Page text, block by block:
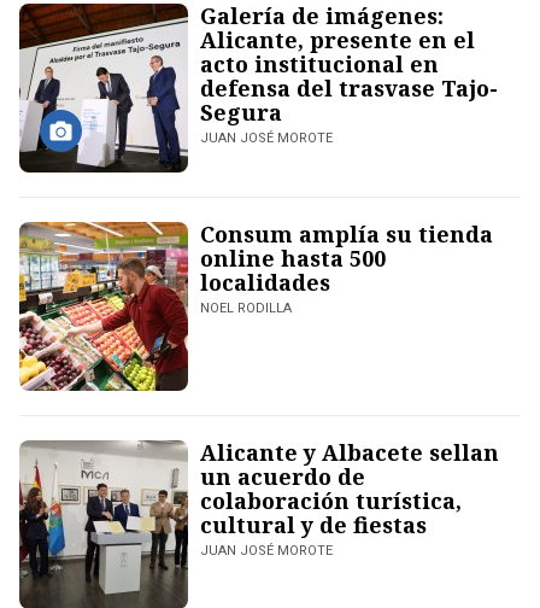
Galería de imágenes:
Alicante, presente en el
acto institucional en
defensa del trasvase Tajo-
Segura
JUAN JOSÉ MOROTE
Consum amplía su tienda
online hasta 500
localidades
NOEL RODILLA
Alicante y Albacete sellan
un acuerdo de
colaboración turística,
cultural y de fiestas
JUAN JOSÉ MOROTE